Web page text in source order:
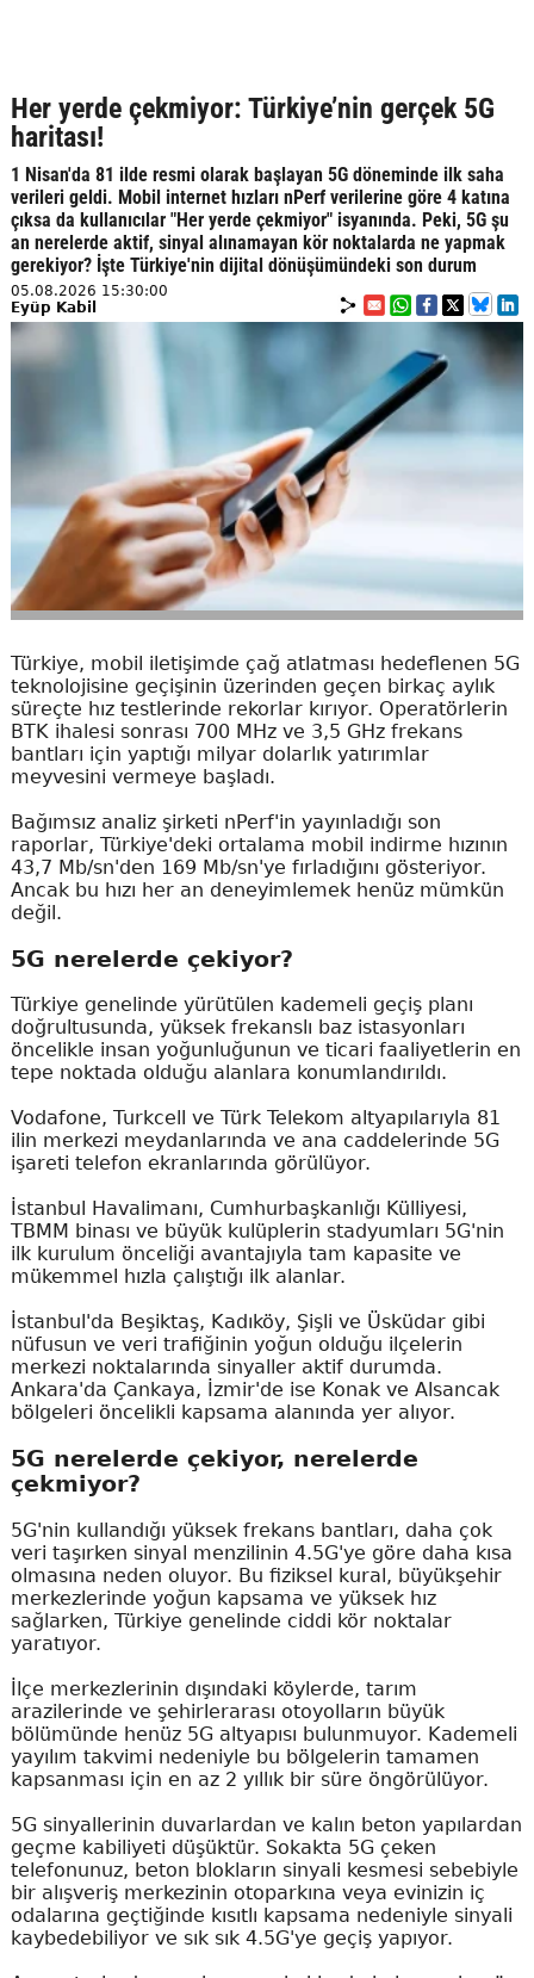
Her yerde çekmiyor: Türkiye’nin gerçek 5G
haritası!
1 Nisan'da 81 ilde resmi olarak başlayan 5G döneminde ilk saha
verileri geldi. Mobil internet hızları nPerf verilerine göre 4 katına
çıksa da kullanıcılar "Her yerde çekmiyor" isyanında. Peki, 5G şu
an nerelerde aktif, sinyal alınamayan kör noktalarda ne yapmak
gerekiyor? İşte Türkiye'nin dijital dönüşümündeki son durum
05.08.2026 15:30:00
Eyüp Kabil
Türkiye, mobil iletişimde çağ atlatması hedeflenen 5G
teknolojisine geçişinin üzerinden geçen birkaç aylık
süreçte hız testlerinde rekorlar kırıyor. Operatörlerin
BTK ihalesi sonrası 700 MHz ve 3,5 GHz frekans
bantları için yaptığı milyar dolarlık yatırımlar
meyvesini vermeye başladı.
Bağımsız analiz şirketi nPerf'in yayınladığı son
raporlar, Türkiye'deki ortalama mobil indirme hızının
43,7 Mb/sn'den 169 Mb/sn'ye fırladığını gösteriyor.
Ancak bu hızı her an deneyimlemek henüz mümkün
değil.
5G nerelerde çekiyor?
Türkiye genelinde yürütülen kademeli geçiş planı
doğrultusunda, yüksek frekanslı baz istasyonları
öncelikle insan yoğunluğunun ve ticari faaliyetlerin en
tepe noktada olduğu alanlara konumlandırıldı.
Vodafone, Turkcell ve Türk Telekom altyapılarıyla 81
ilin merkezi meydanlarında ve ana caddelerinde 5G
işareti telefon ekranlarında görülüyor.
İstanbul Havalimanı, Cumhurbaşkanlığı Külliyesi,
TBMM binası ve büyük kulüplerin stadyumları 5G'nin
ilk kurulum önceliği avantajıyla tam kapasite ve
mükemmel hızla çalıştığı ilk alanlar.
İstanbul'da Beşiktaş, Kadıköy, Şişli ve Üsküdar gibi
nüfusun ve veri trafiğinin yoğun olduğu ilçelerin
merkezi noktalarında sinyaller aktif durumda.
Ankara'da Çankaya, İzmir'de ise Konak ve Alsancak
bölgeleri öncelikli kapsama alanında yer alıyor.
5G nerelerde çekiyor, nerelerde
çekmiyor?
5G'nin kullandığı yüksek frekans bantları, daha çok
veri taşırken sinyal menzilinin 4.5G'ye göre daha kısa
olmasına neden oluyor. Bu fiziksel kural, büyükşehir
merkezlerinde yoğun kapsama ve yüksek hız
sağlarken, Türkiye genelinde ciddi kör noktalar
yaratıyor.
İlçe merkezlerinin dışındaki köylerde, tarım
arazilerinde ve şehirlerarası otoyolların büyük
bölümünde henüz 5G altyapısı bulunmuyor. Kademeli
yayılım takvimi nedeniyle bu bölgelerin tamamen
kapsanması için en az 2 yıllık bir süre öngörülüyor.
5G sinyallerinin duvarlardan ve kalın beton yapılardan
geçme kabiliyeti düşüktür. Sokakta 5G çeken
telefonunuz, beton blokların sinyali kesmesi sebebiyle
bir alışveriş merkezinin otoparkına veya evinizin iç
odalarına geçtiğinde kısıtlı kapsama nedeniyle sinyali
kaybedebiliyor ve sık sık 4.5G'ye geçiş yapıyor.